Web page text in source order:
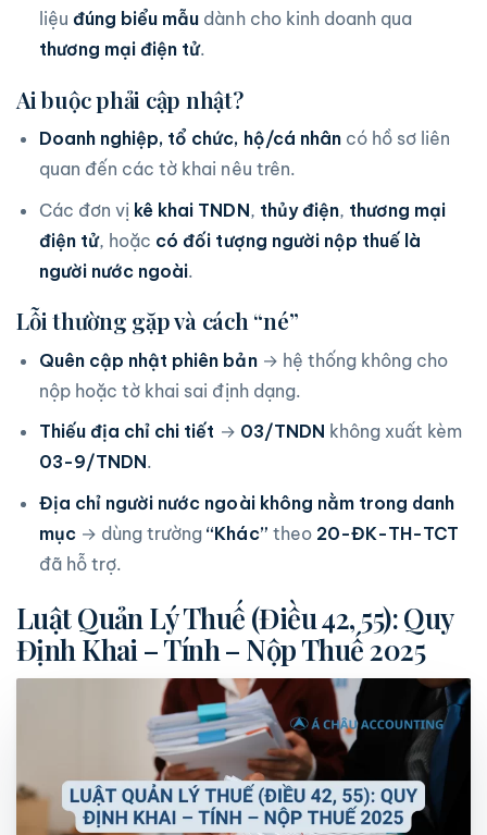
liệu đúng biểu mẫu dành cho kinh doanh qua
thương mại điện tử.
Ai buộc phải cập nhật?
Doanh nghiệp, tổ chức, hộ/cá nhâncó hồ sơ liên
quan đến các tờ khai nêu trên.
Các đơn vị kê khai TNDN, thủy điện, thương mại
điện tử, hoặc có đối tượng người nộp thuế là
người nước ngoài.
Lỗi thường gặp và cách “né”
Quên cập nhật phiên bản→ hệ thống không cho
nộp hoặc tờ khai sai định dạng.
Thiếu địa chỉ chi tiết → 03/TNDN không xuất kèm
03-9/TNDN.
Địa chỉ người nước ngoài không nằm trong danh
mục → dùng trường“Khác” theo 20-ĐK-TH-TCT
đã hỗ trợ.
Luật Quản Lý Thuế (Điều 42, 55): Quy
Định Khai – Tính – Nộp Thuế 2025